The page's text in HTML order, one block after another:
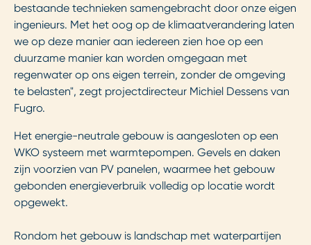
bestaande technieken samengebracht door onze eigen
ingenieurs. Met het oog op de klimaatverandering laten
we op deze manier aan iedereen zien hoe op een
duurzame manier kan worden omgegaan met
regenwater op ons eigen terrein, zonder de omgeving
te belasten", zegt projectdirecteur Michiel Dessens van
Fugro.
Het energie-neutrale gebouw is aangesloten op een
WKO systeem met warmtepompen. Gevels en daken
zijn voorzien van PV panelen, waarmee het gebouw
gebonden energieverbruik volledig op locatie wordt
opgewekt.
Rondom het gebouw is landschap met waterpartijen